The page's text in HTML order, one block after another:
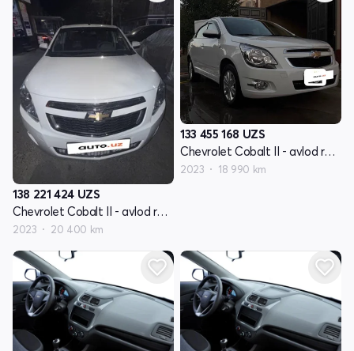
138 221 424 UZS
Chevrolet Cobalt II - avlod restyling
2023 20 400 km
133 455 168 UZS
Chevrolet Cobalt II - avlod restyling
2023 18 990 km